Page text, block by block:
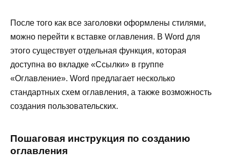
После того как все заголовки оформлены стилями,
можно перейти к вставке оглавления. В Word для
этого существует отдельная функция, которая
доступна во вкладке «Ссылки» в группе
«Оглавление». Word предлагает несколько
стандартных схем оглавления, а также возможность
создания пользовательских.
Пошаговая инструкция по созданию
оглавления